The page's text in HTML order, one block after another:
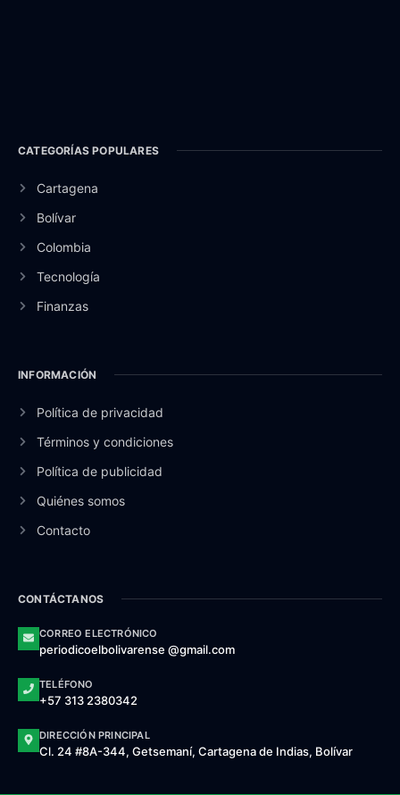
CATEGORÍAS POPULARES
Cartagena
Bolívar
Colombia
Tecnología
Finanzas
INFORMACIÓN
Política de privacidad
Términos y condiciones
Política de publicidad
Quiénes somos
Contacto
CONTÁCTANOS
CORREO ELECTRÓNICO
periodicoelbolivarense @gmail.com
TELÉFONO
+57 313 2380342
DIRECCIÓN PRINCIPAL
Cl. 24 #8A-344, Getsemaní, Cartagena de Indias, Bolívar